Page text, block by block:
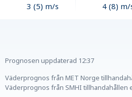
3 (5) m/s
4 (8) m/
Prognosen uppdaterad 12:37
Väderprognos från MET Norge
Väderprognos från SMHI tillhandahållen